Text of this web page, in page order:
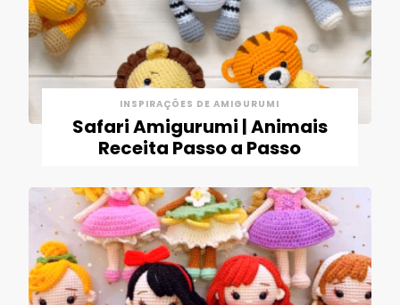
INSPIRAÇÕES DE AMIGURUMI
Safari Amigurumi | Animais
Receita Passo a Passo